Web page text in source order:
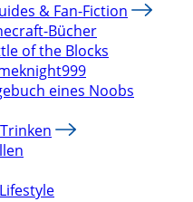
& Fan-Fiction
Bücher
of the Blocks
eines Noobs